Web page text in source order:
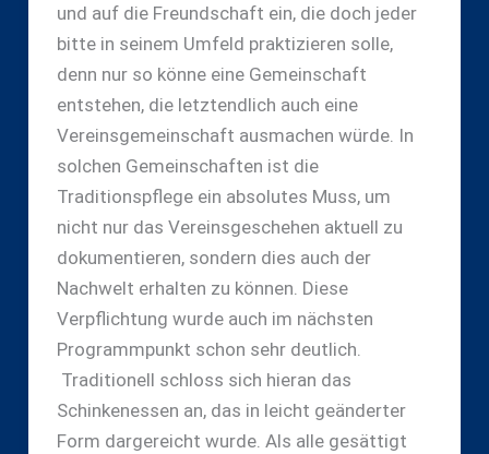
und auf die Freundschaft ein, die doch jeder
bitte in seinem Umfeld praktizieren solle,
denn nur so könne eine Gemeinschaft
entstehen, die letztendlich auch eine
Vereinsgemeinschaft ausmachen würde. In
solchen Gemeinschaften ist die
Traditionspflege ein absolutes Muss, um
nicht nur das Vereinsgeschehen aktuell zu
dokumentieren, sondern dies auch der
Nachwelt erhalten zu können. Diese
Verpflichtung wurde auch im nächsten
Programmpunkt schon sehr deutlich.
Traditionell schloss sich hieran das
Schinkenessen an, das in leicht geänderter
Form dargereicht wurde. Als alle gesättigt